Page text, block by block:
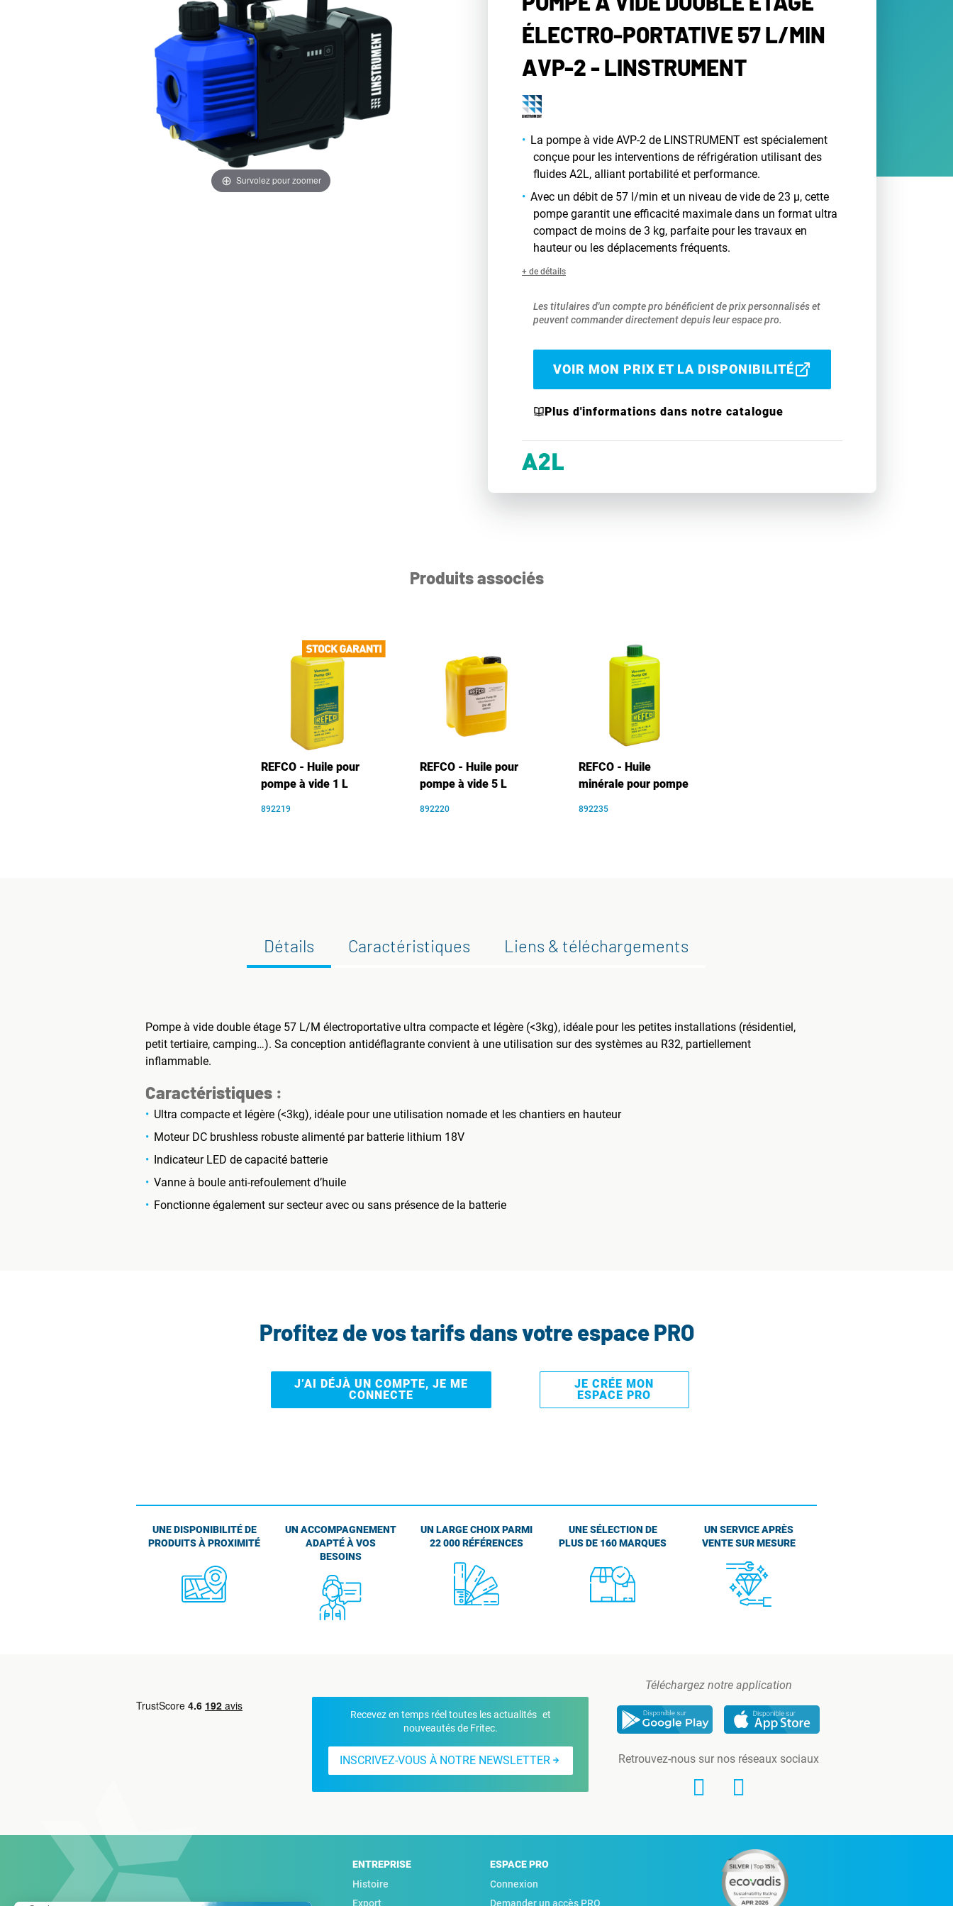
Survolez pour zoomer
ÉLECTRO-PORTATIVE 57 L/MIN
AVP-2 - LINSTRUMENT
La pompe à vide AVP-2 de LINSTRUMENT est spécialement
conçue pour les interventions de réfrigération utilisant des
fluides A2L, alliant portabilité et performance.
Avec un débit de 57 l/min et un niveau de vide de 23 μ, cette
pompe garantit une efficacité maximale dans un format ultra
compact de moins de 3 kg, parfaite pour les travaux en
hauteur ou les déplacements fréquents.
+ de détails
Les titulaires d'un compte pro bénéficient de prix personnalisés et
peuvent commander directement depuis leur espace pro.
VOIR MON PRIX ET LA DISPONIBILITÉ
Plus d'informations dans notre catalogue
Produits associés
REFCO - Huile pour
pompe à vide 1 L
892219
REFCO - Huile pour
pompe à vide 5 L
892220
REFCO - Huile
minérale pour pompe
892235
Détails Caractéristiques Liens & téléchargements
Pompe à vide double étage 57 L/M électroportative ultra compacte et légère (<3kg), idéale pour les petites installations (résidentiel,
petit tertiaire, camping…). Sa conception antidéflagrante convient à une utilisation sur des systèmes au R32, partiellement
inflammable.
Caractéristiques :
Ultra compacte et légère (<3kg), idéale pour une utilisation nomade et les chantiers en hauteur
Moteur DC brushless robuste alimenté par batterie lithium 18V
Indicateur LED de capacité batterie
Vanne à boule anti-refoulement d’huile
Fonctionne également sur secteur avec ou sans présence de la batterie
Profitez de vos tarifs dans votre espace PRO
J’AI DÉJÀ UN COMPTE, JE ME
CONNECTE
JE CRÉE MON
ESPACE PRO
UNE DISPONIBILITÉ DE
PRODUITS À PROXIMITÉ
UN ACCOMPAGNEMENT
ADAPTÉ À VOS
BESOINS
UN LARGE CHOIX PARMI
22 000 RÉFÉRENCES
UNE SÉLECTION DE
PLUS DE 160 MARQUES
UN SERVICE APRÈS
VENTE SUR MESURE
Recevez en temps réel toutes les actualités et
nouveautés de Fritec.
INSCRIVEZ-VOUS À NOTRE NEWSLETTER
Téléchargez notre application
Retrouvez-nous sur nos réseaux sociaux
ENTREPRISE
Histoire
Export
ESPACE PRO
Connexion
Demander un accès PRO